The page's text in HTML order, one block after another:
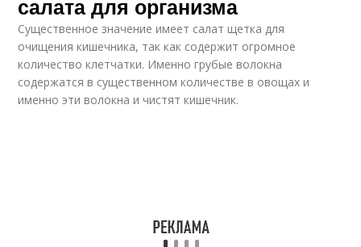
салата для организма
Существенное значение имеет салат щетка для
очищения кишечника, так как содержит огромное
количество клетчатки. Именно грубые волокна
содержатся в существенном количестве в овощах и
именно эти волокна и чистят кишечник.